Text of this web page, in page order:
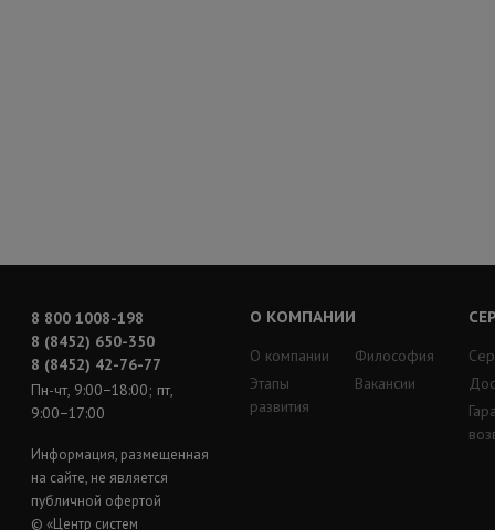
8 800 1008-198
8 (8452) 650-350
8 (8452) 42-76-77
Пн-чт, 9:00−18:00; пт,
9:00−17:00
Информация, размещенная
на сайте, не является
публичной офертой
© «Центр систем
О КОМПАНИИ
О компании
Этапы
развития
Философия
Вакансии